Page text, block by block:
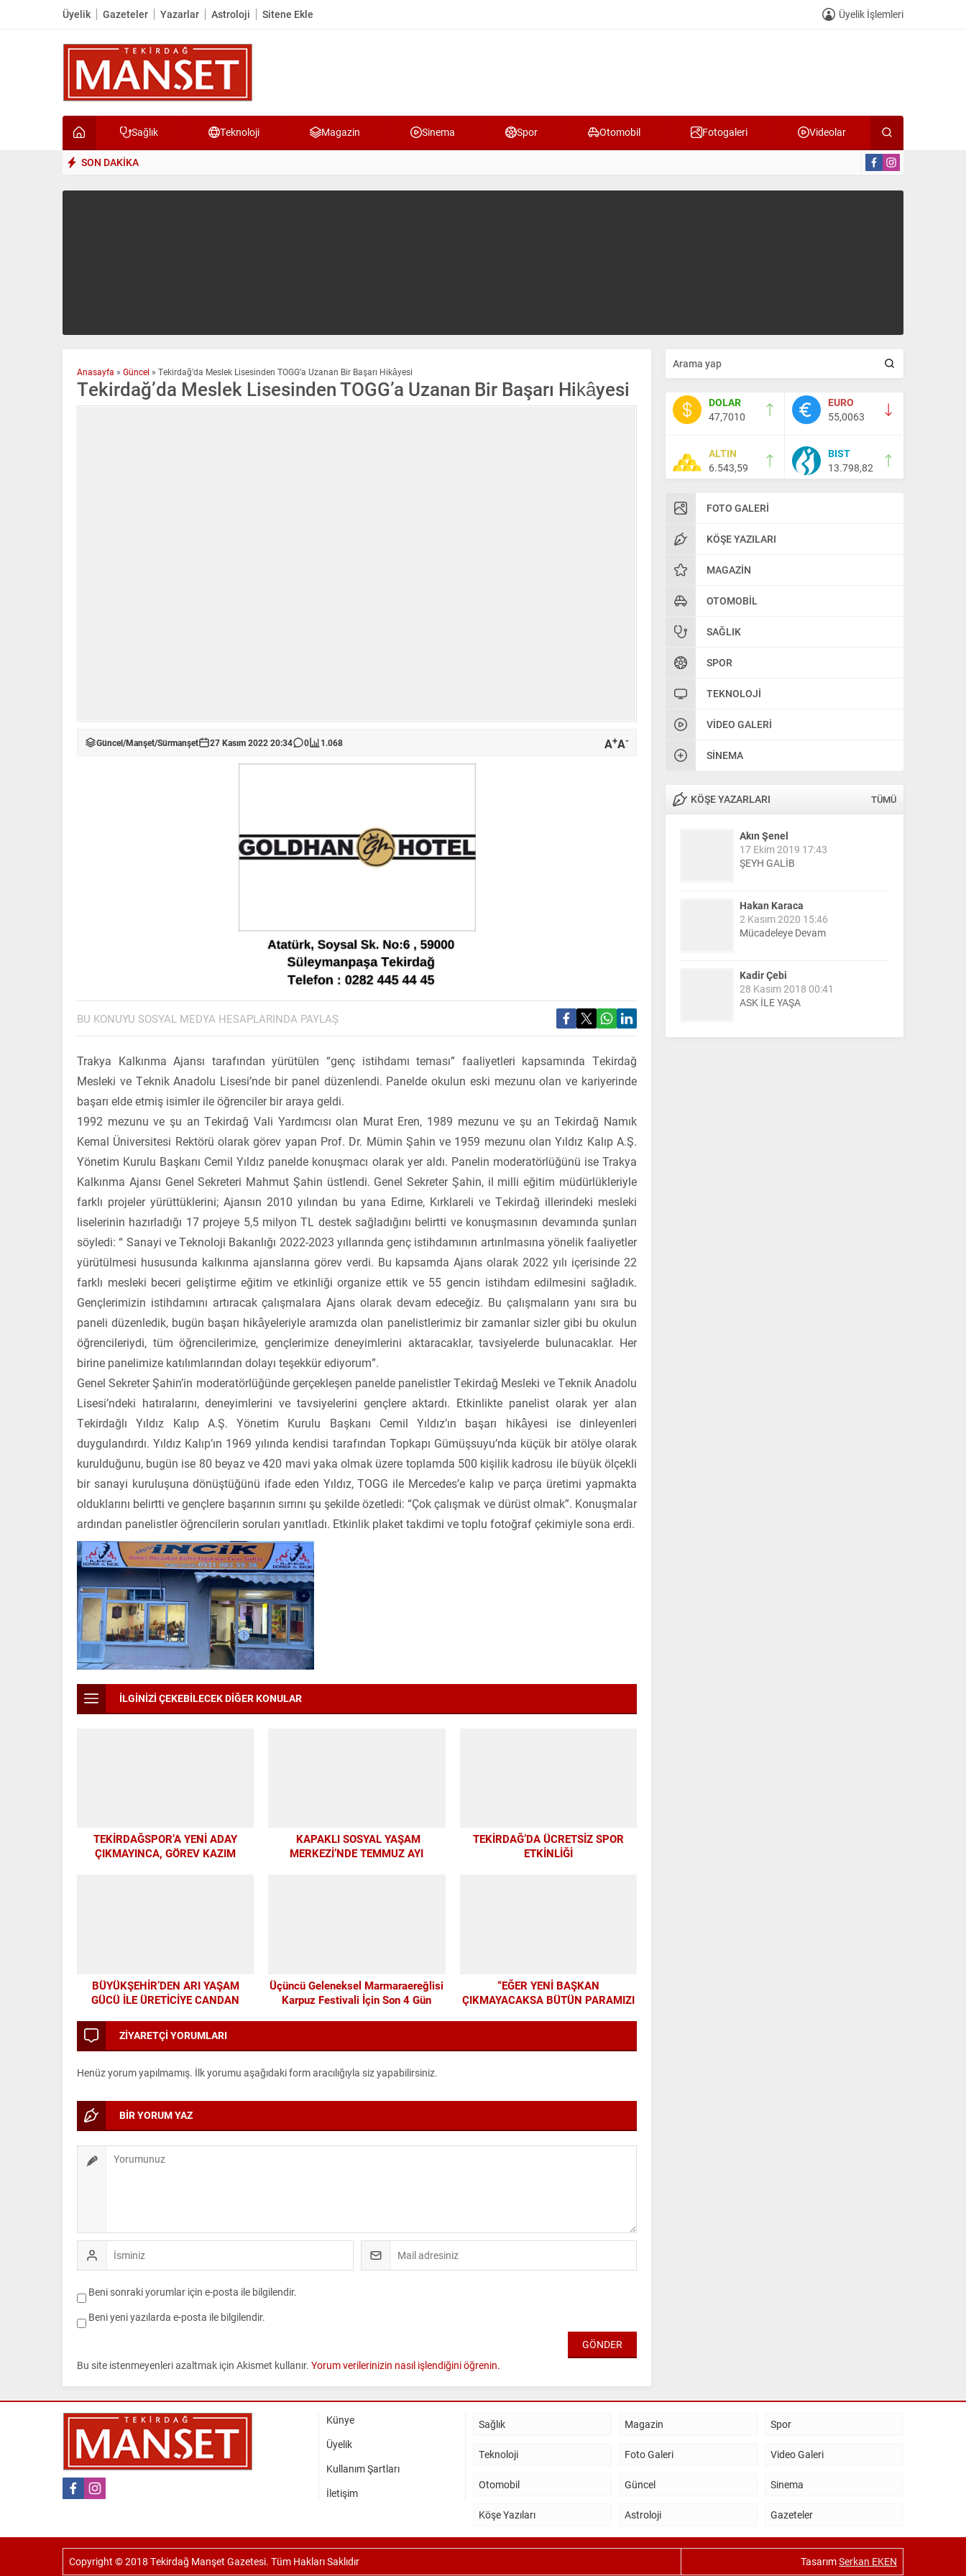
Üyelik Gazeteler Yazarlar Astroloji Sitene Ekle Üyelik İşlemleri
Sağlık Teknoloji Magazin Sinema Spor Otomobil Fotogaleri Videolar
SON DAKİKA
DOLAR
47,7010
EURO
55,0063
ALTIN
6.543,59
BIST
13.798,82
FOTO GALERI
KÖŞE YAZILARI
MAGAZIN
OTOMOBIL
SAĞLIK
SPOR
TEKNOLOJI
VIDEO GALERI
SINEMA
KÖŞE YAZARLARI TÜMÜ
Akın Şenel
17 Ekim 2019 17:43
ŞEYH GALİB
Hakan Karaca
2 Kasım 2020 15:46
Mücadeleye Devam
Kadir Çebi
28 Kasım 2018 00:41
ASK İLE YAŞA
Anasayfa » Güncel » Tekirdağ’da Meslek Lisesinden TOGG’a Uzanan Bir Başarı Hikâyesi
Tekirdağ’da Meslek Lisesinden TOGG’a Uzanan Bir Başarı Hikâyesi
Güncel/Manşet/Sürmanşet 27 Kasım 2022 20:34 0 1.068 A+A-
BU KONUYU SOSYAL MEDYA HESAPLARINDA PAYLAŞ
Trakya Kalkınma Ajansı tarafından yürütülen “genç istihdamı teması” faaliyetleri kapsamında Tekirdağ
Mesleki ve Teknik Anadolu Lisesi’nde bir panel düzenlendi. Panelde okulun eski mezunu olan ve kariyerinde
başarı elde etmiş isimler ile öğrenciler bir araya geldi.
1992 mezunu ve şu an Tekirdağ Vali Yardımcısı olan Murat Eren, 1989 mezunu ve şu an Tekirdağ Namık
Kemal Üniversitesi Rektörü olarak görev yapan Prof. Dr. Mümin Şahin ve 1959 mezunu olan Yıldız Kalıp A.Ş.
Yönetim Kurulu Başkanı Cemil Yıldız panelde konuşmacı olarak yer aldı. Panelin moderatörlüğünü ise Trakya
Kalkınma Ajansı Genel Sekreteri Mahmut Şahin üstlendi. Genel Sekreter Şahin, il milli eğitim müdürlükleriyle
farklı projeler yürüttüklerini; Ajansın 2010 yılından bu yana Edirne, Kırklareli ve Tekirdağ illerindeki mesleki
liselerinin hazırladığı 17 projeye 5,5 milyon TL destek sağladığını belirtti ve konuşmasının devamında şunları
söyledi: “ Sanayi ve Teknoloji Bakanlığı 2022-2023 yıllarında genç istihdamının artırılmasına yönelik faaliyetler
yürütülmesi hususunda kalkınma ajanslarına görev verdi. Bu kapsamda Ajans olarak 2022 yılı içerisinde 22
farklı mesleki beceri geliştirme eğitim ve etkinliği organize ettik ve 55 gencin istihdam edilmesini sağladık.
Gençlerimizin istihdamını artıracak çalışmalara Ajans olarak devam edeceğiz. Bu çalışmaların yanı sıra bu
paneli düzenledik, bugün başarı hikâyeleriyle aramızda olan panelistlerimiz bir zamanlar sizler gibi bu okulun
öğrencileriydi, tüm öğrencilerimize, gençlerimize deneyimlerini aktaracaklar, tavsiyelerde bulunacaklar. Her
birine panelimize katılımlarından dolayı teşekkür ediyorum”.
Genel Sekreter Şahin’in moderatörlüğünde gerçekleşen panelde panelistler Tekirdağ Mesleki ve Teknik Anadolu
Lisesi’ndeki hatıralarını, deneyimlerini ve tavsiyelerini gençlere aktardı. Etkinlikte panelist olarak yer alan
Tekirdağlı Yıldız Kalıp A.Ş. Yönetim Kurulu Başkanı Cemil Yıldız’ın başarı hikâyesi ise dinleyenleri
duygulandırdı. Yıldız Kalıp’ın 1969 yılında kendisi tarafından Topkapı Gümüşsuyu’nda küçük bir atölye olarak
kurulduğunu, bugün ise 80 beyaz ve 420 mavi yaka olmak üzere toplamda 500 kişilik kadrosu ile büyük ölçekli
bir sanayi kuruluşuna dönüştüğünü ifade eden Yıldız, TOGG ile Mercedes’e kalıp ve parça üretimi yapmakta
olduklarını belirtti ve gençlere başarının sırrını şu şekilde özetledi: “Çok çalışmak ve dürüst olmak”. Konuşmalar
ardından panelistler öğrencilerin soruları yanıtladı. Etkinlik plaket takdimi ve toplu fotoğraf çekimiyle sona erdi.
İLGİNİZİ ÇEKEBİLECEK DİĞER KONULAR
TEKİRDAĞSPOR’A YENİ ADAY
ÇIKMAYINCA, GÖREV KAZIM
KAPAKLI SOSYAL YAŞAM
MERKEZİ’NDE TEMMUZ AYI
TEKİRDAĞ’DA ÜCRETSİZ SPOR
ETKİNLİĞİ
BÜYÜKŞEHİR’DEN ARI YAŞAM
GÜCÜ İLE ÜRETİCİYE CANDAN
Üçüncü Geleneksel Marmaraereğlisi
Karpuz Festivali İçin Son 4 Gün
“EĞER YENİ BAŞKAN
ÇIKMAYACAKSA BÜTÜN PARAMIZI
ZİYARETÇİ YORUMLARI
Henüz yorum yapılmamış. İlk yorumu aşağıdaki form aracılığıyla siz yapabilirsiniz.
BİR YORUM YAZ
Beni sonraki yorumlar için e-posta ile bilgilendir.
Beni yeni yazılarda e-posta ile bilgilendir.
Bu site istenmeyenleri azaltmak için Akismet kullanır. Yorum verilerinizin nasıl işlendiğini öğrenin.
Künye
Üyelik
Kullanım Şartları
İletişim
Sağlık Magazin Spor
Teknoloji Foto Galeri Video Galeri
Otomobil Güncel Sinema
Köşe Yazıları Astroloji Gazeteler
Copyright © 2018 Tekirdağ Manşet Gazetesi. Tüm Hakları Saklıdır TasarımSerkan EKEN